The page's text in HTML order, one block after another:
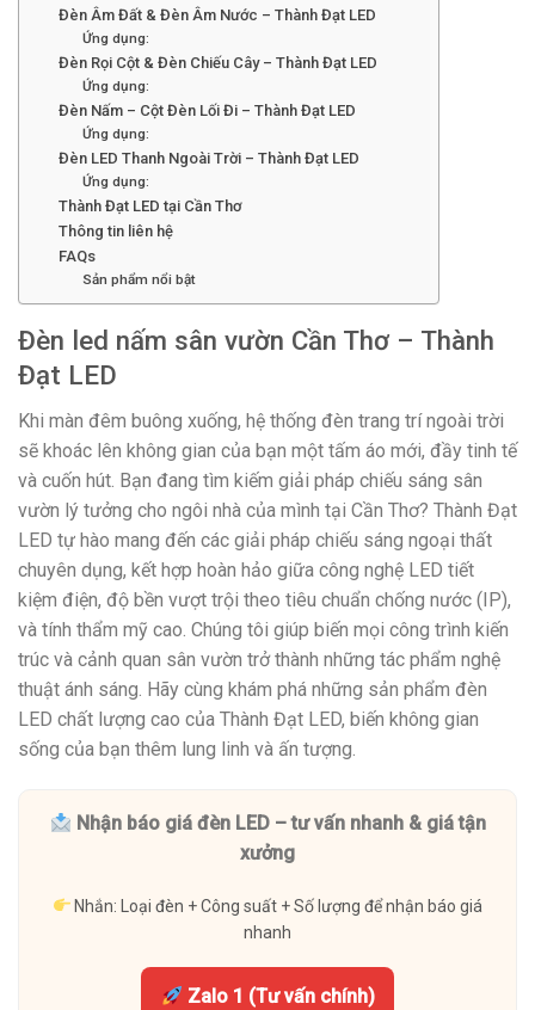
Đèn Âm Đất & Đèn Âm Nước – Thành Đạt LED
Ứng dụng:
Đèn Rọi Cột & Đèn Chiếu Cây – Thành Đạt LED
Ứng dụng:
Đèn Nấm – Cột Đèn Lối Đi – Thành Đạt LED
Ứng dụng:
Đèn LED Thanh Ngoài Trời – Thành Đạt LED
Ứng dụng:
Thành Đạt LED tại Cần Thơ
Thông tin liên hệ
FAQs
Sản phẩm nổi bật
Đèn led nấm sân vườn Cần Thơ – Thành
Đạt LED
Khi màn đêm buông xuống, hệ thống đèn trang trí ngoài trời
sẽ khoác lên không gian của bạn một tấm áo mới, đầy tinh tế
và cuốn hút. Bạn đang tìm kiếm giải pháp chiếu sáng sân
vườn lý tưởng cho ngôi nhà của mình tại Cần Thơ? Thành Đạt
LED tự hào mang đến các giải pháp chiếu sáng ngoại thất
chuyên dụng, kết hợp hoàn hảo giữa công nghệ LED tiết
kiệm điện, độ bền vượt trội theo tiêu chuẩn chống nước (IP),
và tính thẩm mỹ cao. Chúng tôi giúp biến mọi công trình kiến
trúc và cảnh quan sân vườn trở thành những tác phẩm nghệ
thuật ánh sáng. Hãy cùng khám phá những sản phẩm đèn
LED chất lượng cao của Thành Đạt LED, biến không gian
sống của bạn thêm lung linh và ấn tượng.
Nhận báo giá đèn LED – tư vấn nhanh & giá tận
xưởng
Nhắn: Loại đèn + Công suất + Số lượng để nhận báo giá
nhanh
Zalo 1 (Tư vấn chính)